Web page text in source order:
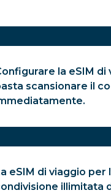
la eSIM
scansionare il
eSIM di viaggio
illimitata